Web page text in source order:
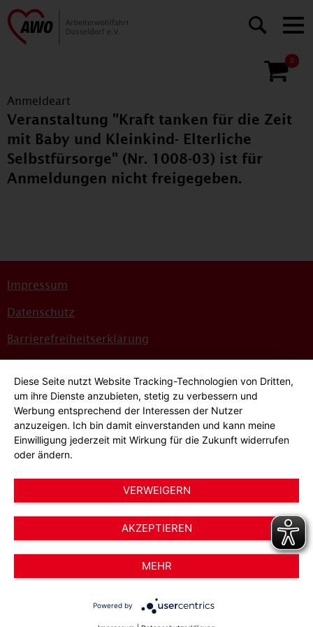
0
Anmeldeart
Veranstaltung "Kraft tanken für die Zeit
mit Baby und Kleinkind- Elterliche
Selbstfürsorge" (Nr. 1008-03) ist für
Anmeldungen nicht freigegeben.
Impressum
Datenschutz
Barrierefreiheitserklärung
Bildnachweise
Hinweisgeber*innensystem
Cookie-Einstellungen
© 2026 AWO Düsseldorf – Arbeiterwohlfahrt e.V.
Diese Seite nutzt Website Tracking-Technologien von Dritten,
um ihre Dienste anzubieten, stetig zu verbessern und
Werbung entsprechend der Interessen der Nutzer
anzuzeigen. Ich bin damit einverstanden und kann meine
Einwilligung jederzeit mit Wirkung für die Zukunft widerrufen
oder ändern.
VERWEIGERN
AKZEPTIEREN
MEHR
Powered by